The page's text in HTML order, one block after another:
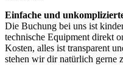
Einfache und
Die Buchung bei uns ist
technische Equipment direkt
Kosten, alles ist transparent
stehen wir dir natürlich gerne